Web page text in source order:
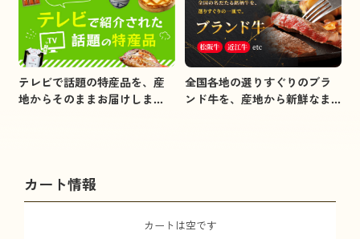
テレビで話題の特産品を、産
地からそのままお届けしま
全国各地の選りすぐりのブラ
ンド牛を、産地から新鮮なま
カート情報
カートは空です